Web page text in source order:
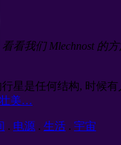
看看我们 Mlechnost 的方
星是任何结构, 时候
美…
. 电源 . 生活 . 宇宙